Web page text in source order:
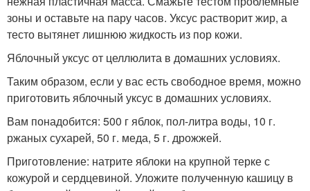
зоны и оставьте на пару часов. Уксус растворит жир, а
тесто вытянет лишнюю жидкость из пор кожи.
Яблочный уксус от целлюлита в домашних условиях.
Таким образом, если у вас есть свободное время, можно
приготовить яблочный уксус в домашних условиях.
Вам понадобится: 500 г яблок, пол-литра воды, 10 г.
ржаных сухарей, 50 г. меда, 5 г. дрожжей.
Приготовление: натрите яблоки на крупной терке с
кожурой и сердцевиной. Уложите полученную кашицу в